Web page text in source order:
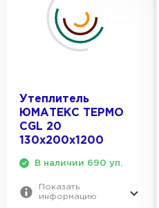
Утеплитель
ЮМАТЕКС ТЕРМО
CGL 20
130х200х1200
В наличии 690 уп.
Показать
информацию